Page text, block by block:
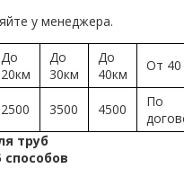
у менеджера.
До
20км
До
30км
До
40км
От 40
2500 3500 4500
По
труб
способов